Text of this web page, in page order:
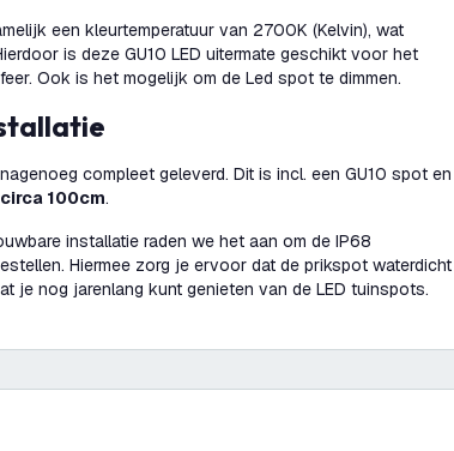
een kleurtemperatuur van 2700K (Kelvin), wat
is deze GU10 LED uitermate geschikt voor het
Ook is het mogelijk om de Led spot te dimmen.
compleet geleverd. Dit is incl. een GU10 spot en
100cm.
installatie raden we het aan om de IP68
Hiermee zorg je ervoor dat de prikspot waterdicht
je nog jarenlang kunt genieten van de LED tuinspots.